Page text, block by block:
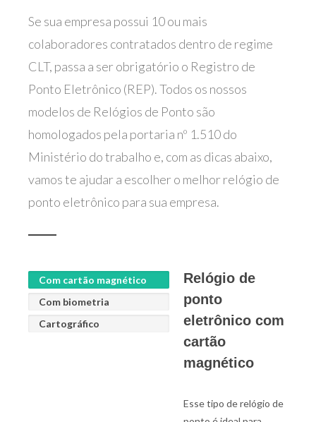
Se sua empresa possui 10 ou mais
colaboradores contratados dentro de regime
CLT, passa a ser obrigatório o Registro de
Ponto Eletrônico (REP). Todos os nossos
modelos de Relógios de Ponto são
homologados pela portaria nº 1.510 do
Ministério do trabalho e, com as dicas abaixo,
vamos te ajudar a escolher o melhor relógio de
ponto eletrônico para sua empresa.
Com cartão magnético
Com biometria
Cartográfico
Relógio de
ponto
eletrônico com
cartão
magnético
Esse tipo de relógio de